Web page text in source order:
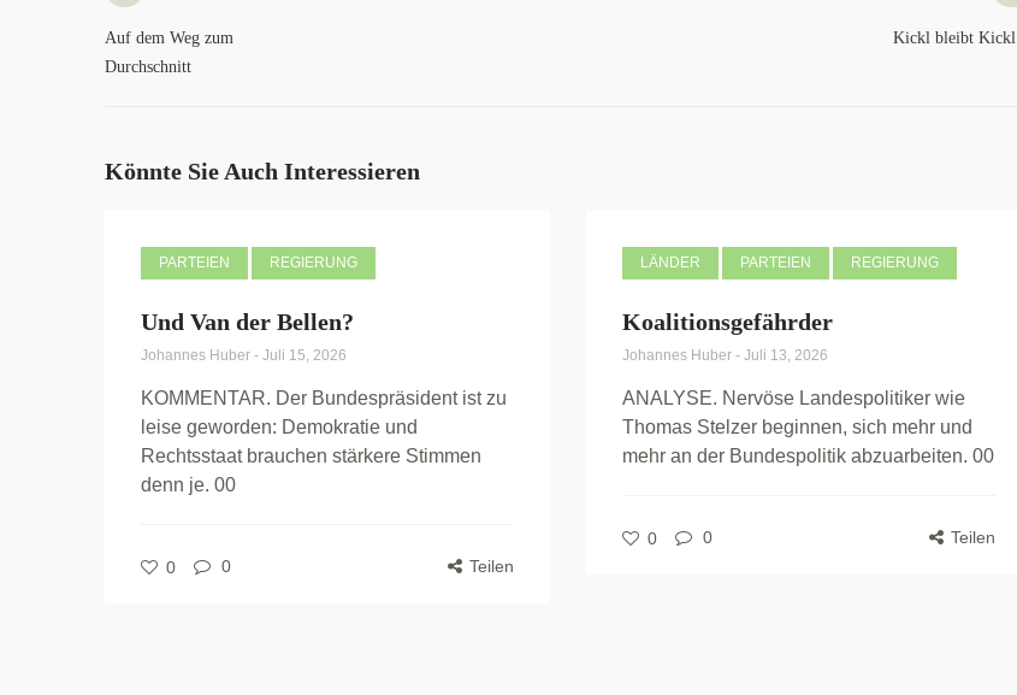
Auf dem Weg zum
Durchschnitt
Kickl bleibt Kickl
Könnte Sie Auch Interessieren
PARTEIEN REGIERUNG
Und Van der Bellen?
Johannes Huber - Juli 15, 2026
KOMMENTAR. Der Bundespräsident ist zu
leise geworden: Demokratie und
Rechtsstaat brauchen stärkere Stimmen
denn je. 00
0 0 Teilen
LÄNDER PARTEIEN REGIERUNG
Koalitionsgefährder
Johannes Huber - Juli 13, 2026
ANALYSE. Nervöse Landespolitiker wie
Thomas Stelzer beginnen, sich mehr und
mehr an der Bundespolitik abzuarbeiten. 00
0 0 Teilen